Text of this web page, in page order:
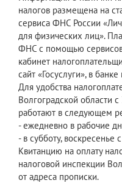
налогов размещена на
сервиса ФНС России
для физических лиц».
ФНС с помощью
кабинет
сайт «Госуслуги», в
Для удобства
Волгоградской области
работают в следующем
- ежедневно в рабочие
- в субботу, воскресенье
Квитанцию на оплату
налоговой инспекции
от адреса прописки.